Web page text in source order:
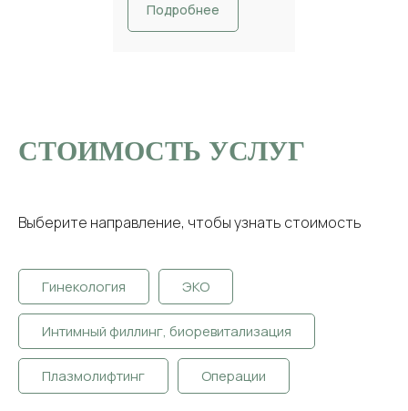
Подробнее
СТОИМОСТЬ УСЛУГ
Выберите направление, чтобы узнать стоимость
Гинекология ЭКО
Интимный филлинг, биоревитализация
Плазмолифтинг Операции